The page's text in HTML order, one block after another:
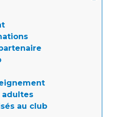
adultes
au club